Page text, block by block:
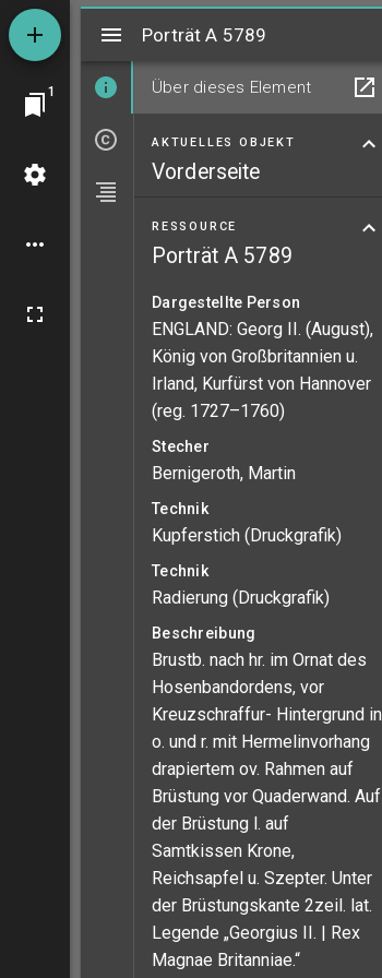
1
MiradorPorträt A 5789
Über dieses Element
AKTUELLES OBJEKT
Vorderseite
RESSOURCE
Porträt A 5789
Dargestellte Person
ENGLAND: Georg II. (August),
König von Großbritannien u.
Irland, Kurfürst von Hannover
(reg. 1727–1760)
Stecher
Bernigeroth, Martin
Technik
Kupferstich (Druckgrafik)
Technik
Radierung (Druckgrafik)
Beschreibung
Brustb. nach hr. im Ornat des
Hosenbandordens, vor
Kreuzschraffur- Hintergrund in
o. und r. mit Hermelinvorhang
drapiertem ov. Rahmen auf
Brüstung vor Quaderwand. Auf
der Brüstung l. auf
Samtkissen Krone,
Reichsapfel u. Szepter. Unter
der Brüstungskante 2zeil. lat.
Legende „Georgius II. | Rex
Magnae Britanniae.“
Porträt A 5789